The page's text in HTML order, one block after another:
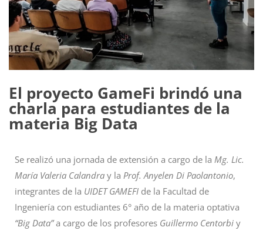
El proyecto GameFi brindó una
charla para estudiantes de la
materia Big Data
Se realizó una jornada de extensión a cargo de la Mg. Lic.
María Valeria Calandra y la Prof. Anyelen Di Paolantonio,
integrantes de la UIDET GAMEFI de la Facultad de
Ingeniería con estudiantes 6° año de la materia optativa
“Big Data”a cargo de los profesores Guillermo Centorbi y